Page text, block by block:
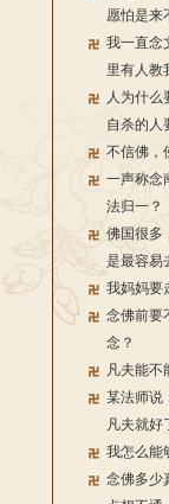
愿怕是来
我一直念
里有人教
人为什么
自杀的人
不信佛，
一声称念
法归一？
佛国很多
是最容易
我妈妈要
念佛前要
念？
凡夫能不
某法师说
凡夫就好
我怎么能
念佛多少